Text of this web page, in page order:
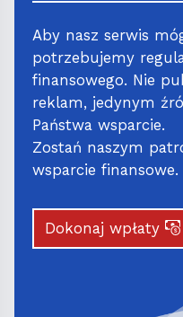
Aby nasz serwis
potrzebujemy
finansowego. Nie
reklam, jedynym
Państwa wsparcie.
Zostań naszym
wsparcie finansowe.
Dokonaj wpłaty